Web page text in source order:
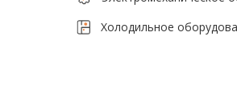
Тепловое оборудование для
Электромеханическое
Холодильное